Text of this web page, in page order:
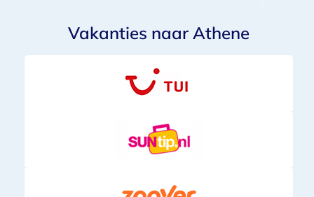
Vakanties naar Athene